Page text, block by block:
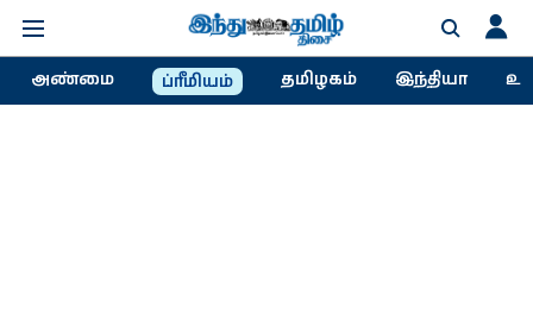
அண்மை ப்ரீமியம் தமிழகம் இந்தியா